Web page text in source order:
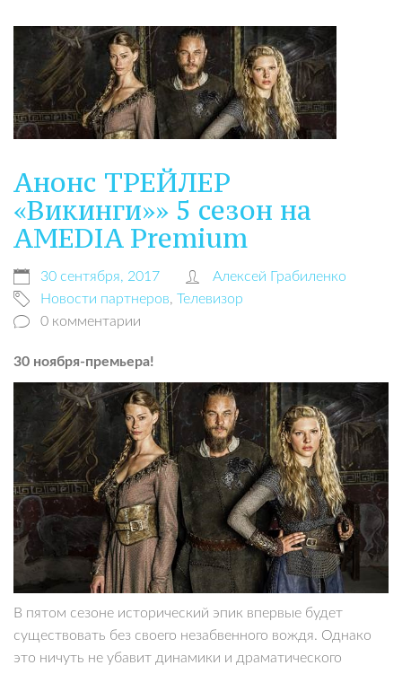
Анонс ТРЕЙЛЕР
«Викинги»» 5 сезон на
АMEDIA Premium
30 сентября, 2017
Алексей Грабиленко
Новости партнеров, Телевизор
0 комментарии
30 ноября-премьера!
В пятом сезоне исторический эпик впервые будет
существовать без своего незабвенного вождя. Однако
это ничуть не убавит динамики и драматического